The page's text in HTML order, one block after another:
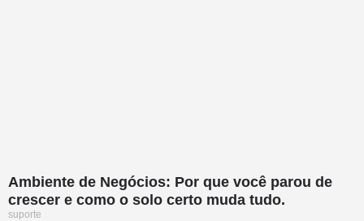
Ambiente de Negócios: Por que você parou de
crescer e como o solo certo muda tudo.
suporte